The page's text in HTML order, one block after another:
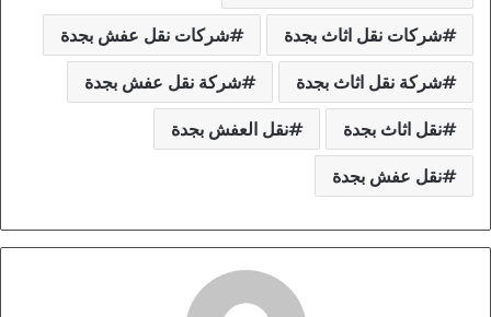
شركات نقل اثاث بجدة شركات نقل عفش بجدة
شركة نقل اثاث بجدة شركة نقل عفش بجدة
نقل اثاث بجدة نقل العفش بجدة
نقل عفش بجدة